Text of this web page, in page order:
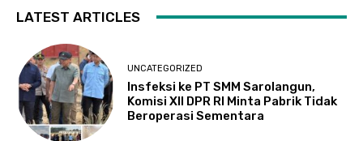
LATEST ARTICLES
UNCATEGORIZED
Insfeksi ke PT SMM Sarolangun,
Komisi XII DPR RI Minta Pabrik Tidak
Beroperasi Sementara